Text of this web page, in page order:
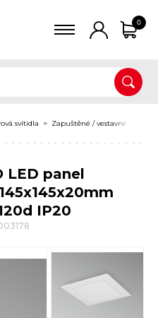
0
svítidla Zapuštěné / vestavné svítidla
LED panel
IP20